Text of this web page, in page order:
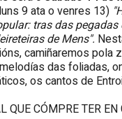
9 ata o venres 13) "
tras das pegadas
de Mens".
camiñaremos pola
das foliadas,
os cantos de
QUE CÓMPRE TER EN